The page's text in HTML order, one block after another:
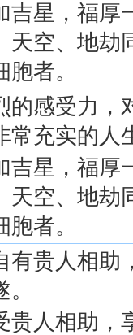
吉星，福厚
天空、地劫
者。
的感受力，
常充实的人
吉星，福厚
天空、地劫
者。
有贵人相助
贵人相助，